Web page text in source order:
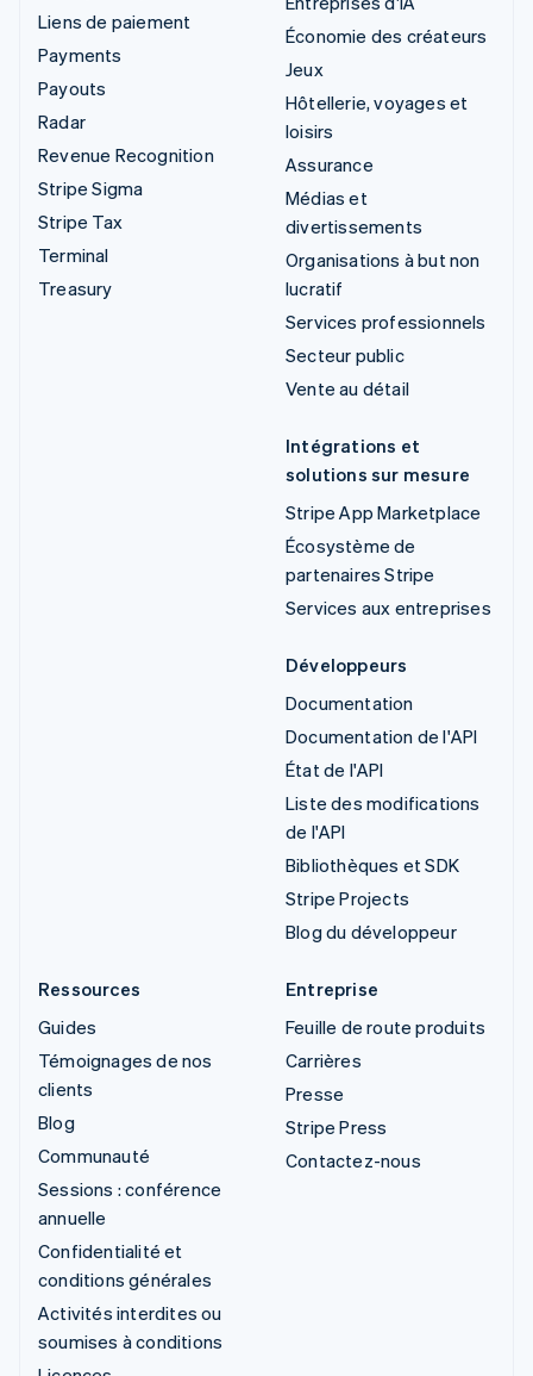
Liens de paiement
Payments
Payouts
Radar
Revenue Recognition
Stripe Sigma
Stripe Tax
Terminal
Treasury
Économie des créateurs
Jeux
Hôtellerie, voyages et
loisirs
Assurance
Médias et
divertissements
Organisations à but non
lucratif
Services professionnels
Secteur public
Vente au détail
Intégrations et
solutions sur mesure
Stripe App Marketplace
Écosystème de
partenaires Stripe
Services aux entreprises
Développeurs
Documentation
Documentation de l'API
État de l'API
Liste des modifications
de l'API
Bibliothèques et SDK
Stripe Projects
Blog du développeur
Ressources
Guides
Témoignages de nos
clients
Blog
Communauté
Sessions : conférence
annuelle
Confidentialité et
conditions générales
Activités interdites ou
soumises à conditions
Entreprise
Feuille de route produits
Carrières
Presse
Stripe Press
Contactez-nous